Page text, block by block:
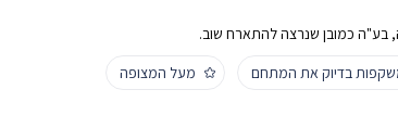
בע"ה כמובן שנרצה להתארח שוב.
בדיוק את המתחם מעל המצופה